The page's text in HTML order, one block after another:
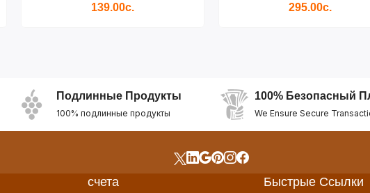
139.00с. 295.00с.
Подлинные Продукты
100% подлинные продукты
100% Безопасный
We Ensure Secure
счета Быстрые Ссылки